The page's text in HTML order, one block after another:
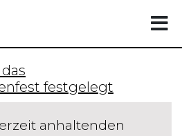
festgelegt
anhaltenden